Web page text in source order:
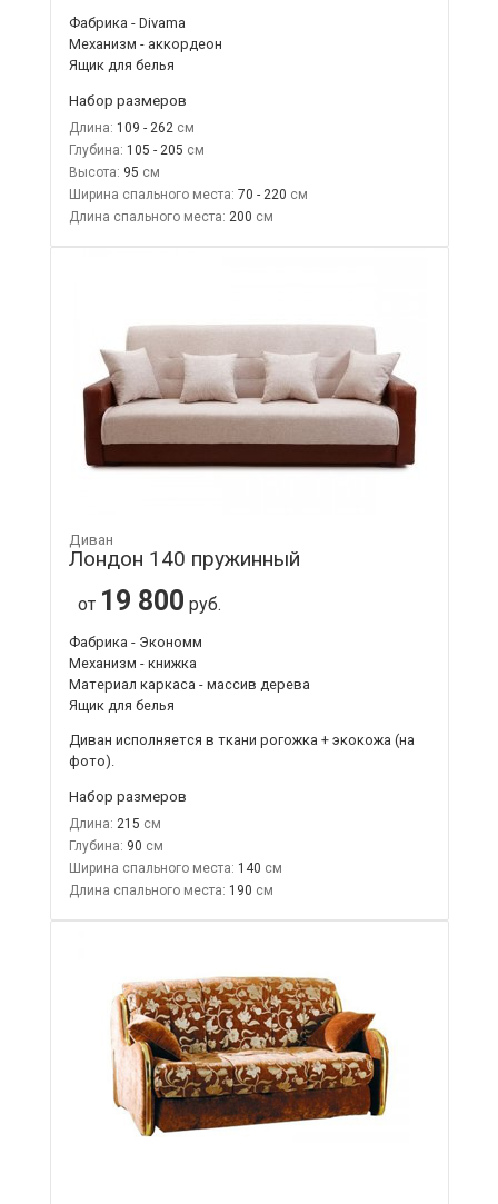
Фабрика - Divama
Механизм - аккордеон
Ящик для белья
Набор размеров
Длина: 109 - 262
Глубина: 105 - 205
Высота: 95
Ширина спального места: 70 - 220
Длина спального места: 200
Диван
Лондон 140 пружинный
от 19 800 руб.
Фабрика - Экономм
Механизм - книжка
Материал каркаса - массив дерева
Ящик для белья
Диван исполняется в ткани рогожка + экокожа (на
фото).
Набор размеров
Длина: 215
Глубина: 90
Ширина спального места: 140
Длина спального места: 190